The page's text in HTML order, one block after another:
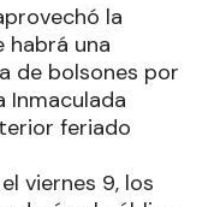
la
habrá una
de bolsones por
Inmaculada
feriado
viernes 9, los